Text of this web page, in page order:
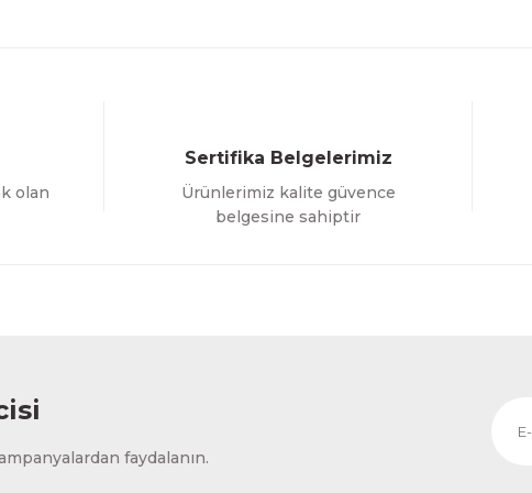
olan
Sertifika Belgelerimiz
Ürünlerimiz kalite güvence
belgesine sahiptir
faydalanın.